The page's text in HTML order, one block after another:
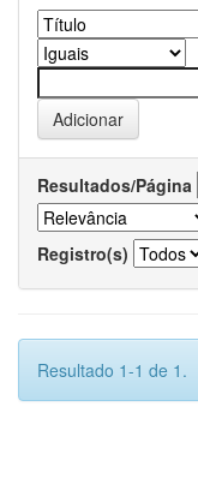
Resultados/Página
Registro(s)
Resultado 1-1 de 1.